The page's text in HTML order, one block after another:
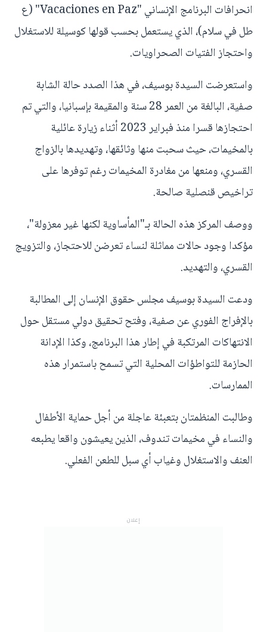
انحرافات البرنامج الإنساني "Vacaciones en Paz" (ع
طل في سلام)، الذي يستعمل بحسب قولها كوسيلة للاستغلال
واحتجاز الفتيات الصحراويات.
واستعرضت السيدة بوسيف، في هذا الصدد حالة الشابة
صفية، البالغة من العمر 28 سنة والمقيمة بإسبانيا، والتي تم
احتجازها قسرا منذ فبراير 2023 أثناء زيارة عائلية
بالمخيمات، حيث سحبت منها وثائقها، وتهديدها بالزواج
القسري، ومنعها من مغادرة المخيمات رغم توفرها على
تراخيص قنصلية صالحة.
ووصف المركز هذه الحالة بـ"المأساوية لكنها غير معزولة"،
مؤكدا وجود حالات مماثلة لنساء تعرضن للاحتجاز، والتزويج
القسري، والتهديد.
ودعت السيدة بوسيف مجلس حقوق الإنسان إلى المطالبة
بالإفراج الفوري عن صفية، وفتح تحقيق دولي مستقل حول
الانتهاكات المرتكبة في إطار هذا البرنامج، وكذا الإدانة
الحازمة للتواطؤات المحلية التي تسمح باستمرار هذه
الممارسات.
وطالبت المنظمتان بتعبئة عاجلة من أجل حماية الأطفال
والنساء في مخيمات تندوف، الذين يعيشون واقعا يطبعه
العنف والاستغلال وغياب أي سبل للطعن الفعلي.
إعلان